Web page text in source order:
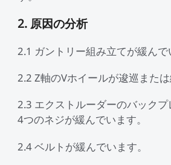
2. 原因の分析
2.1 ガントリー組み立てが緩んで
2.2 Z軸のVホイールが逡巡または
2.3 エクストルーダーのバック
4つのネジが緩んでいます。
2.4 ベルトが緩んでいます。